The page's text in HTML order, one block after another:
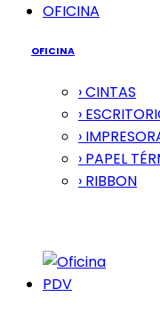
OFICINA
OFICINA
› CINTAS
›
›
› PAPEL
› RIBBON
PDV